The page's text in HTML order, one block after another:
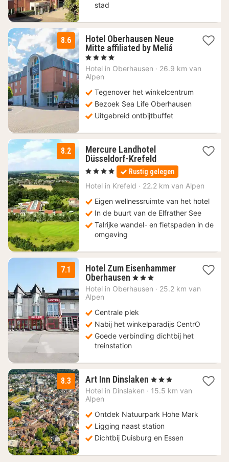
stad
8.6
Hotel Oberhausen Neue
Mitte affiliated by Meliá1
vanaf
, 4 Sterren
Hotel in Oberhausen · 26.9 km van
Alpen
Tegenover het winkelcentrum
Bezoek Sea Life Oberhausen
Uitgebreid ontbijtbuffet
8.2
Mercure Landhotel
Düsseldorf-Krefeld3
nachten
vanaf
83,33
, 4 Sterren Rustig gelegen
Hotel in Krefeld · 22.2 km van Alpen
Eigen wellnessruimte van het hotel
In de buurt van de Elfrather See
Talrijke wandel- en fietspaden in de
omgeving
7.1
Hotel Zum Eisenhammer
Oberhausen 1
nacht
€
, 3 Sterren
Hotel in Oberhausen · 25.2 km van
Alpen
Centrale plek
Nabij het winkelparadijs CentrO
Goede verbinding dichtbij het
treinstation
8.3 Art Inn Dinslaken 3
nachten
€
, 3 Sterren
Hotel in Dinslaken · 15.5 km van
Alpen
Ontdek Natuurpark Hohe Mark
Ligging naast station
Dichtbij Duisburg en Essen